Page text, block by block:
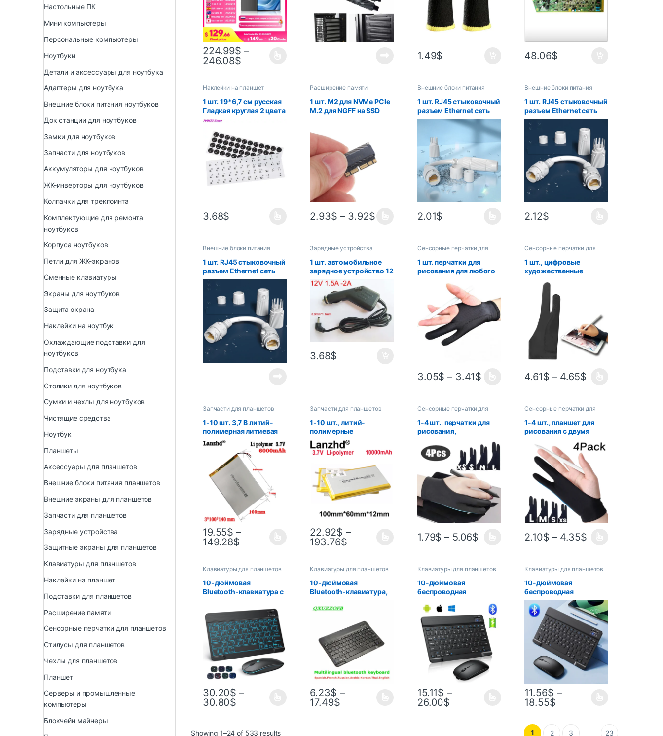
224.99$ –
246.08$ 1.49$ 48.06$
Наклейки на планшет
1 шт. 19*6,7 см русская
Гладкая круглая 2 цвета
наклейка на клавиатуру
пленка макет кнопки
буквы аксессуары для
ПК ноутбука
3.68$
Расширение памяти
1 шт. M2 для NVMe PCIe
M.2 для NGFF на SSD
2014 2015 A1465 A1466
A1502 A1398 PCIEx4
преобразователь
2.93$ – 3.92$
Внешние блоки питания
1 шт. RJ45 стыковочный
разъем Ethernet сеть
прямой уличный
водонепроницаемый
разъем
широкополосный
сетевой удлинитель
кабеля
2.01$
Внешние блоки питания
1 шт. RJ45 стыковочный
разъем Ethernet сеть
прямой уличный
проводной
водонепроницаемый
разъем
широкополосный
сетевой удлинитель
кабеля
2.12$
Внешние блоки питания
1 шт. RJ45 стыковочный
разъем Ethernet сеть
прямой уличный
проводной
водонепроницаемый
разъем
широкополосный
сетевой удлинитель
кабеля
Зарядные устройства
1 шт. автомобильное
зарядное устройство 12
В А-2 а для планшетов
Acer Iconia Tab W3 W3-
810 Aspire Switch 10
A100 A101 A200 A210
A211 A500 A501
адаптеры
3.68$
Сенсорные перчатки для
планшетов
1 шт. перчатки для
рисования для любого
для рисования, 2
противообрастающие,
как для правой и левой
руки, черные перчатки
для рисования
3.05$ – 3.41$
Сенсорные перчатки для
планшетов
1 шт., цифровые
художественные
пальмы и двумя
пальцами для
рисования, планшета,
эскизов, дисплея,
художественная
живопись, карандаш
для iPad, графика
4.61$ – 4.65$
Запчасти для планшетов
1-10 шт. 3,7 В литий-
полимерная литиевая
батарея 30100140
6000 мАч для Teclast
M40 Love Landing PDA
умный планшетный
компьютер 3,7 В
полимерный
19.55$ –
149.28$
Запчасти для планшетов
1-10 шт., литий-
полимерные
аккумуляторы 3,7 в,
10000 мАч, 1260100
22.92$ –
193.76$
Сенсорные перчатки для
планшетов
1-4 шт., перчатки для
рисования,
перчатки с двумя
пальцами для iPad,
графический планшет
для рисования, эскиз,
художник, защита от
пятен, перчатки для
рисования
1.79$ – 5.06$
Сенсорные перчатки для
планшетов
1-4 шт., планшет для
рисования с двумя
2.10$ – 4.35$
Клавиатуры для планшетов
10-дюймовая
Bluetooth-клавиатура с
клавиатура и мыши с
подсветкой для IOS
Android Windows,
беспроводная
клавиатура и мышь
30.20$ –
30.80$
Клавиатуры для планшетов
10-дюймовая
Bluetooth-клавиатура,
испанская, русская,
тайская клавиатура,
беспроводная,
универсальная для iPad,
планшета Pro 9,7,
Android
6.23$ –
17.49$
Клавиатуры для планшетов
10-дюймовая
беспроводная
для планшета ipad,
английская клавиатура
и мышь, комплект
мини-клавиатуры для
ipad Pro 12 9 Air 4 S6 Lite
15.11$ –
26.00$
Клавиатуры для планшетов
10-дюймовая
беспроводная
Bluetooth-клавиатура,
перезаряжаемая для
мобильных телефонов,
планшетов, русский,
испанский,
французский AZERT для
Android, iOS, Windows
11.56$ –
18.55$
Showing 1–24 of 533 results 1 2 3 23
Настольные ПК
Мини компьютеры
Персональные компьютеры
Ноутбуки
Детали и аксессуары для ноутбука
Адаптеры для ноутбука
Внешние блоки питания ноутбуков
Док станции для ноутбуков
Замки для ноутбуков
Запчасти для ноутбуков
Аккумуляторы для ноутбуков
ЖК-инверторы для ноутбуков
Колпачки для трекпоинта
Комплектующие для ремонта
ноутбуков
Корпуса ноутбуков
Петли для ЖК-экранов
Сменные клавиатуры
Экраны для ноутбуков
Защита экрана
Наклейки на ноутбук
Охлаждающие подставки для
ноутбуков
Подставки для ноутбука
Столики для ноутбуков
Сумки и чехлы для ноутбуков
Чистящие средства
Ноутбук
Планшеты
Аксессуары для планшетов
Внешние блоки питания планшетов
Внешние экраны для планшетов
Запчасти для планшетов
Зарядные устройства
Защитные экраны для планшетов
Клавиатуры для планшетов
Наклейки на планшет
Подставки для планшетов
Расширение памяти
Сенсорные перчатки для планшетов
Стилусы для планшетов
Чехлы для планшетов
Планшет
Серверы и промышленные
компьютеры
Блокчейн майнеры